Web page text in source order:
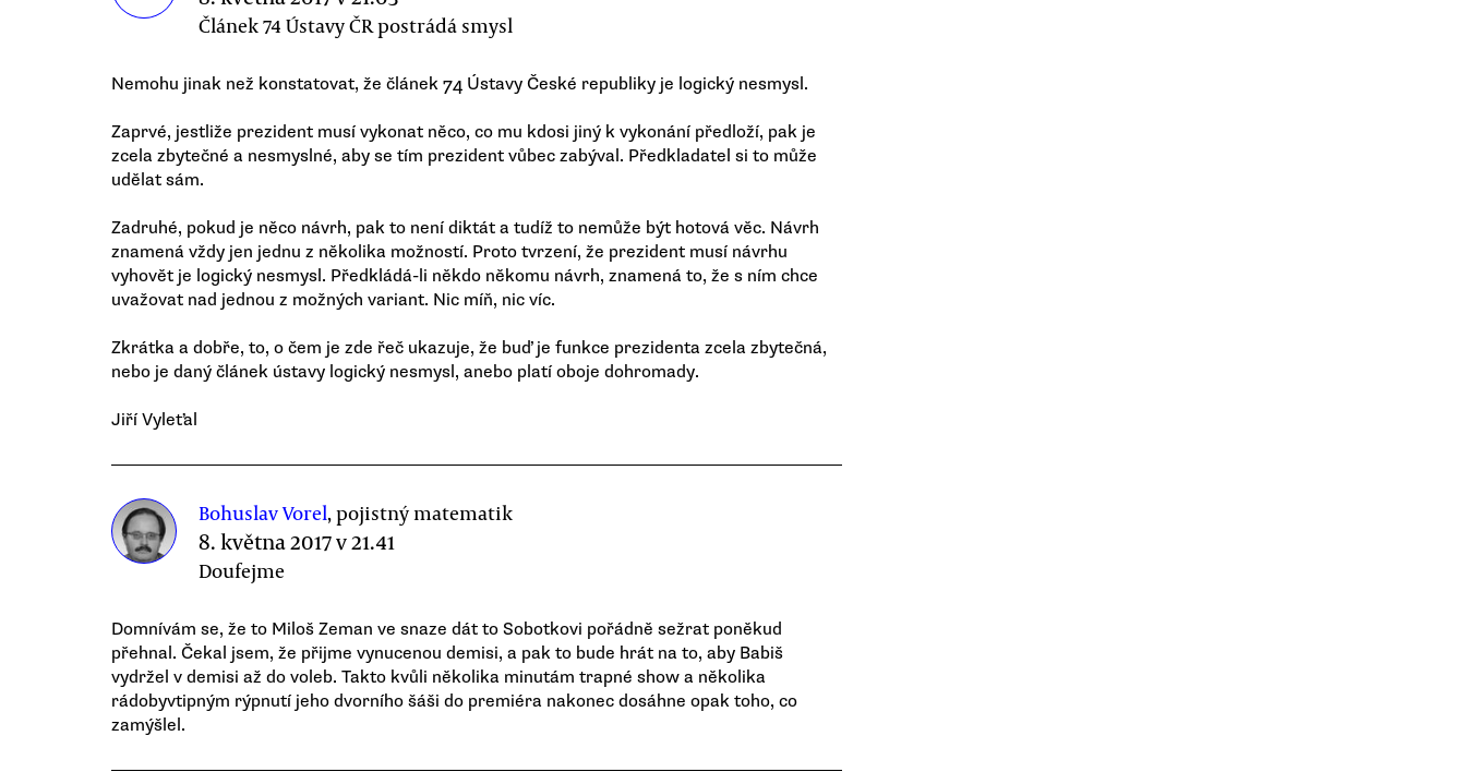
Článek 74 Ústavy ČR postrádá smysl
Nemohu jinak než konstatovat, že článek 74 Ústavy České republiky je logický nesmysl.
Zaprvé, jestliže prezident musí vykonat něco, co mu kdosi jiný k vykonání předloží, pak je
zcela zbytečné a nesmyslné, aby se tím prezident vůbec zabýval. Předkladatel si to může
udělat sám.
Zadruhé, pokud je něco návrh, pak to není diktát a tudíž to nemůže být hotová věc. Návrh
znamená vždy jen jednu z několika možností. Proto tvrzení, že prezident musí návrhu
vyhovět je logický nesmysl. Předkládá-li někdo někomu návrh, znamená to, že s ním chce
uvažovat nad jednou z možných variant. Nic míň, nic víc.
Zkrátka a dobře, to, o čem je zde řeč ukazuje, že buď je funkce prezidenta zcela zbytečná,
nebo je daný článek ústavy logický nesmysl, anebo platí oboje dohromady.
Jiří Vyleťal
Bohuslav Vorel, pojistný matematik
8. května 2017 v 21.41
Doufejme
Domnívám se, že to Miloš Zeman ve snaze dát to Sobotkovi pořádně sežrat poněkud
přehnal. Čekal jsem, že přijme vynucenou demisi, a pak to bude hrát na to, aby Babiš
vydržel v demisi až do voleb. Takto kvůli několika minutám trapné show a několika
rádobyvtipným rýpnutí jeho dvorního šáši do premiéra nakonec dosáhne opak toho, co
zamýšlel.